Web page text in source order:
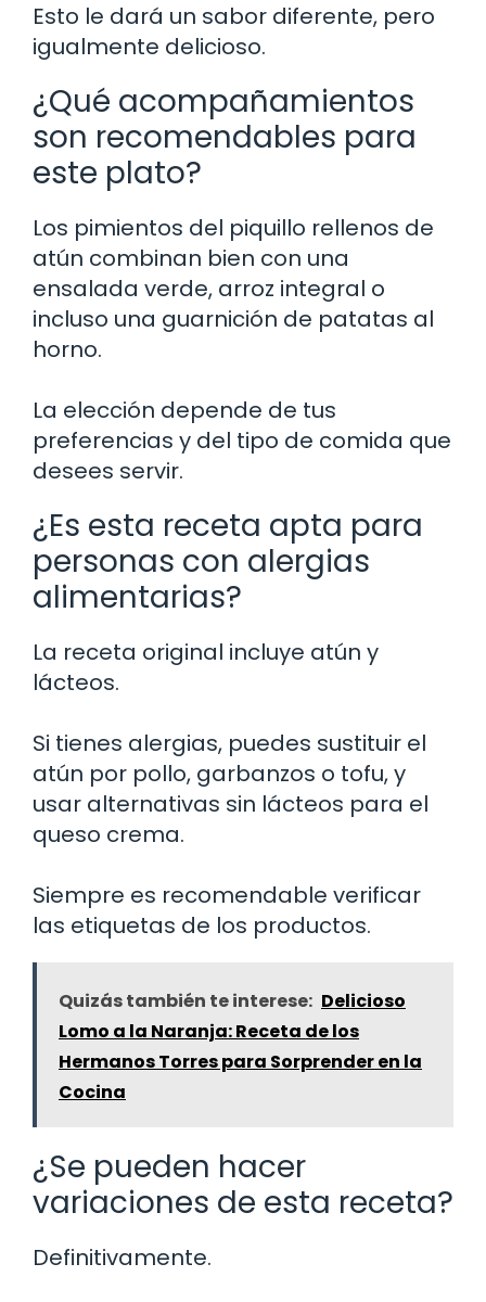
Esto le dará un sabor diferente, pero
igualmente delicioso.
¿Qué acompañamientos
son recomendables para
este plato?
Los pimientos del piquillo rellenos de
atún combinan bien con una
ensalada verde, arroz integral o
incluso una guarnición de patatas al
horno.
La elección depende de tus
preferencias y del tipo de comida que
desees servir.
¿Es esta receta apta para
personas con alergias
alimentarias?
La receta original incluye atún y
lácteos.
Si tienes alergias, puedes sustituir el
atún por pollo, garbanzos o tofu, y
usar alternativas sin lácteos para el
queso crema.
Siempre es recomendable verificar
las etiquetas de los productos.
Quizás también te interese: Delicioso
Lomo a la Naranja: Receta de los
Hermanos Torres para Sorprender en la
Cocina
¿Se pueden hacer
variaciones de esta receta?
Definitivamente.